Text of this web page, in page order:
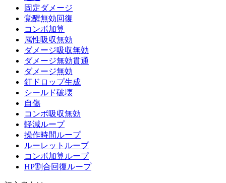
固定ダメージ
覚醒無効回復
コンボ加算
属性吸収無効
ダメージ吸収無効
ダメージ無効貫通
ダメージ無効
釘ドロップ生成
シールド破壊
自傷
コンボ吸収無効
軽減ループ
操作時間ループ
ルーレットループ
コンボ加算ループ
HP割合回復ループ